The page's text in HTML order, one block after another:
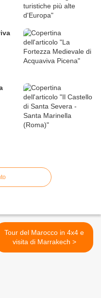
Tour del Marocco in 4x4 e
visita di Marrakech >